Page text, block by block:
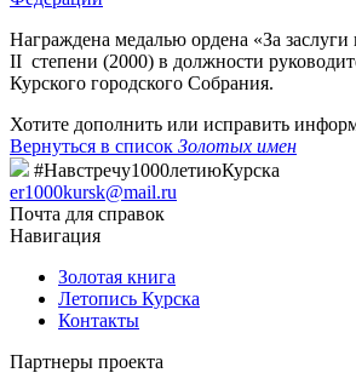
Награждена медалью ордена «За заслуги
II степени (2000) в должности
Курского городского Собрания.
Хотите дополнить или исправить
Вернуться в список Золотых имен
#Навстречу1000летиюКурска
er1000kursk@mail.ru
Почта для справок
Навигация
Золотая книга
Летопись Курска
Контакты
Партнеры проекта